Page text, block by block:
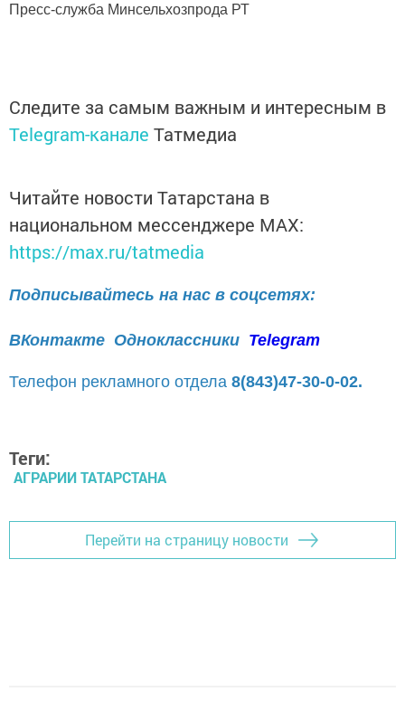
Пресс-служба Минсельхозпрода РТ
Следите за самым важным и интересным в
Telegram-канале Татмедиа
Читайте новости Татарстана в
национальном мессенджере MАХ:
https://max.ru/tatmedia
Подписывайтесь на нас в соцсетях:
ВКонтакте Одноклассники Telegram
Телефон рекламного отдела 8(843)47-30-0-02.
Теги:
АГРАРИИ ТАТАРСТАНА
Перейти на страницу новости